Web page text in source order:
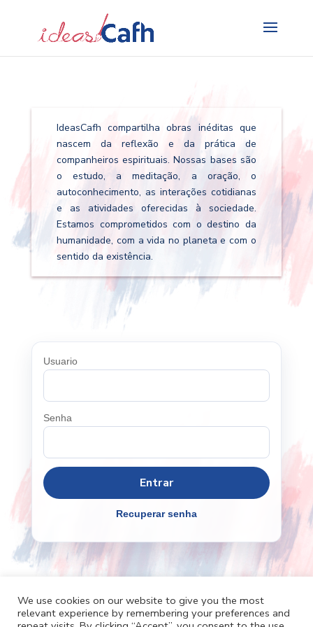
IdeasCafh compartilha obras inéditas que
nascem da reflexão e da prática de
companheiros espirituais. Nossas bases são
o estudo, a meditação, a oração, o
autoconhecimento, as interações cotidianas
e as atividades oferecidas à sociedade.
Estamos comprometidos com o destino da
humanidade, com a vida no planeta e com o
sentido da existência.
Usuario
Senha
Recuperar senha
Cafh.org Cafh App
Contatos
We use cookies on our website to give you the most
relevant experience by remembering your preferences and